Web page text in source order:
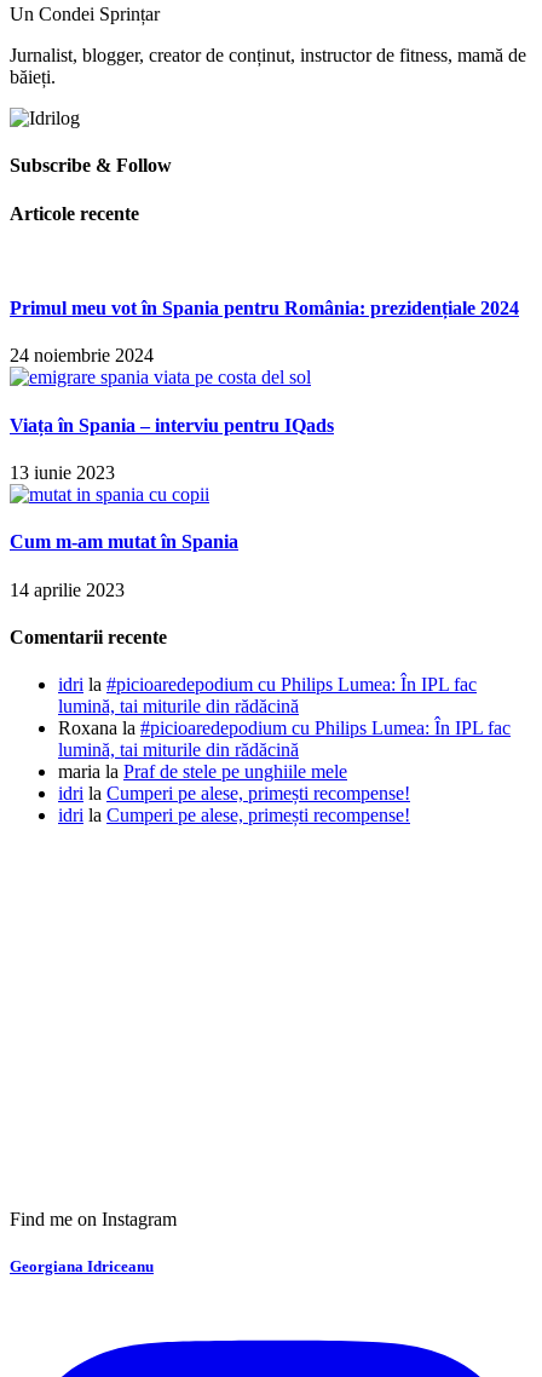
Un Condei Sprințar
Jurnalist, blogger, creator de conținut, instructor de fitness, mamă de
băieți.
Subscribe & Follow
Articole recente
Primul meu vot în Spania pentru România: prezidențiale 2024
24 noiembrie 2024
Viața în Spania – interviu pentru IQads
13 iunie 2023
Cum m-am mutat în Spania
14 aprilie 2023
Comentarii recente
idri la #picioaredepodium cu Philips Lumea: În IPL fac
lumină, tai miturile din rădăcină
Roxana la #picioaredepodium cu Philips Lumea: În IPL fac
lumină, tai miturile din rădăcină
maria la Praf de stele pe unghiile mele
idri la Cumperi pe alese, primești recompense!
idri la Cumperi pe alese, primești recompense!
Find me on Instagram
Georgiana Idriceanu